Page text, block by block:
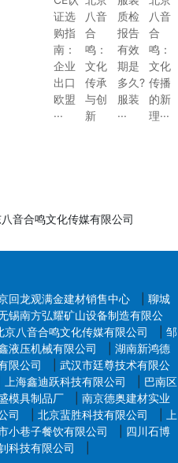
证选
购指
南：
企业
出口
欧盟
···
八音
合
鸣：
文化
传承
与创
新
质检
报告
有效
期是
多久?
服装
···
八音
合
鸣：
文化
传播
的新
理···
音合鸣文化传媒有限公司
回龙观满金建材销售中心
聊城
锡南方弘耀矿山设备制造有限公
京八音合鸣文化传媒有限公司
邹
液压机械有限公司
湖南新鸿德
限公司
武汉市廷尊技术有限公
上海鑫迪跃科技有限公司
巴南区
模具制品厂
南京德奥建材实业
司 北京蜚胜科技有限公司
上
小巷子餐饮有限公司
四川石博
科技有限公司